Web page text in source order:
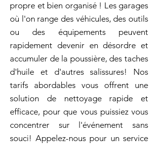
propre et bien organisé ! Les garages
où l'on range des véhicules, des outils
ou des équipements peuvent
rapidement devenir en désordre et
accumuler de la poussière, des taches
d'huile et d'autres salissures! Nos
tarifs abordables vous offrent une
solution de nettoyage rapide et
efficace, pour que vous puissiez vous
concentrer sur l'événement sans
souci! Appelez-nous pour un service